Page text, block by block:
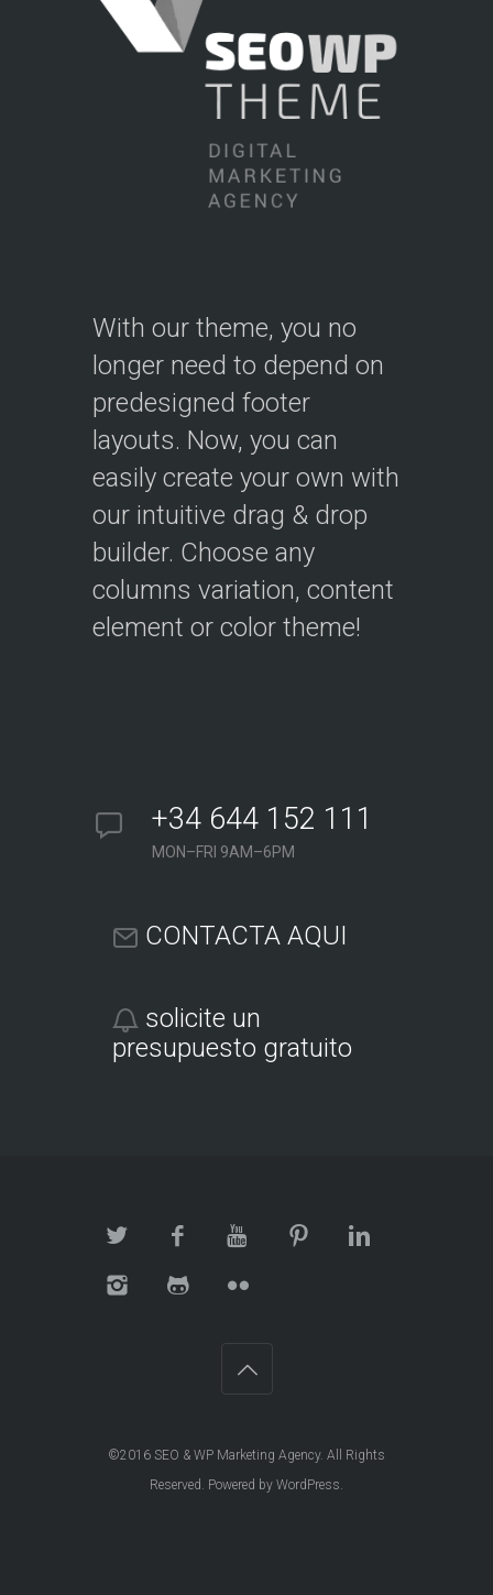
With our theme, you no
longer need to depend on
predesigned footer
layouts. Now, you can
easily create your own with
our intuitive drag & drop
builder. Choose any
columns variation, content
element or color theme!
+34 644 152 111
MON–FRI 9AM–6PM
CONTACTA AQUI
solicite un
presupuesto gratuito
©2016 SEO & WP Marketing Agency. All Rights
Reserved. Powered by WordPress.